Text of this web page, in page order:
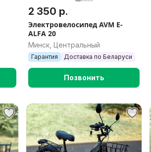
2 350 р.
Электровелосипед AVM E-
ALFA 20
Минск, Центральный
Гарантия Доставка по Беларуси
Позвонить